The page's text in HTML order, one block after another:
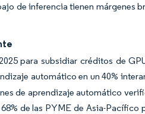
de inferencia tienen márgenes
para subsidiar créditos de
automático en un 40%
de aprendizaje automático
de las PYME de Asia-Pacífico